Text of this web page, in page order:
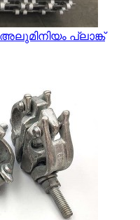
പ്ലാങ്ക്